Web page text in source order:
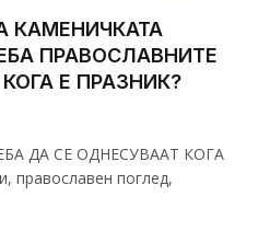
КАМЕНИЧКАТА
ПРАВОСЛАВНИТЕ
Е ПРАЗНИК?
ДА СЕ ОДНЕСУВААТ КОГА
православен поглед,